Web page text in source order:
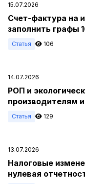
15.07.2026
Счет-фактура на
заполнить графы
Статья 106
14.07.2026
РОП и
производителям
Статья 129
13.07.2026
Налоговые
нулевая